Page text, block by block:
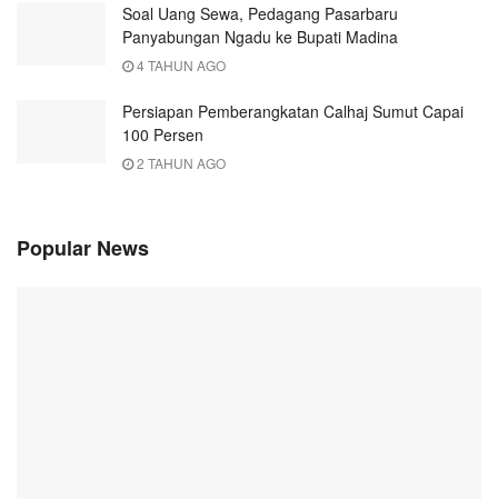
Soal Uang Sewa, Pedagang Pasarbaru
Panyabungan Ngadu ke Bupati Madina
4 TAHUN AGO
Persiapan Pemberangkatan Calhaj Sumut Capai
100 Persen
2 TAHUN AGO
Popular News